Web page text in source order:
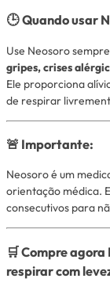
🕒 Quando usar
Use Neosoro
gripes, crises
Ele proporciona
de respirar
🚨 Importante:
Neosoro é um
orientação médica.
consecutivos para
🛒 Compre
respirar com